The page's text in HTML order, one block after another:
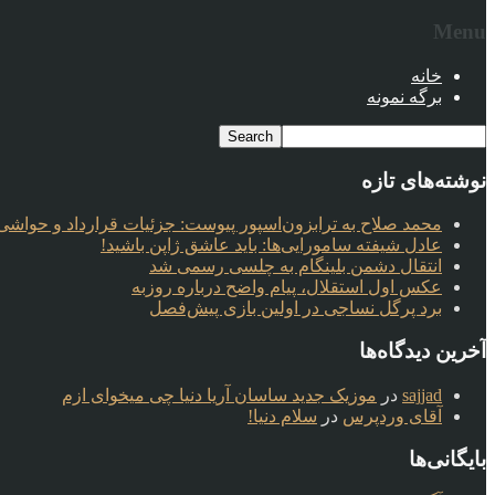
Menu
خانه
برگه نمونه
نوشته‌های تازه
محمد صلاح به ترابزون‌اسپور پیوست: جزئیات قرارداد و حواشی
عادل شیفته سامورایی‌ها: باید عاشق ژاپن باشید!
انتقال دشمن بلینگام به چلسی رسمی شد
عکس اول استقلال، پیام واضح درباره روزبه
برد پرگل نساجی در اولین بازی پیش‌فصل
آخرین دیدگاه‌ها
sajjad در موزیک جدید ساسان آریا دنیا چی میخوای ازم
آقای وردپرس در سلام دنیا!
بایگانی‌ها